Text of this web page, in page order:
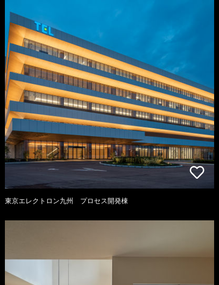
東京エレクトロン九州 プロセス開発棟